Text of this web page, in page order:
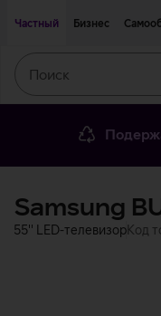
Частный
Бизнес
Samsung
55'' LED-телевизорКод